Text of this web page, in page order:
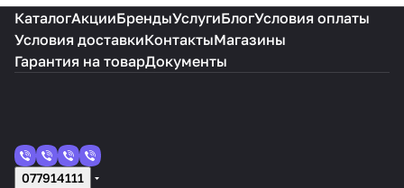
КаталогАкцииБрендыУслугиБлогУсловия оплаты
Условия доставкиКонтактыМагазины
Гарантия на товарДокументы
077914111